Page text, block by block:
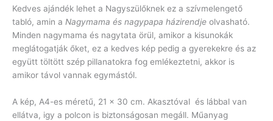
Kedves ajándék lehet a Nagyszülőknek ez a szívmelengető
tabló, amin a Nagymama és nagypapa házirendje olvasható.
Minden nagymama és nagytata örül, amikor a kisunokák
meglátogatják őket, ez a kedves kép pedig a gyerekekre és az
együtt töltött szép pillanatokra fog emlékeztetni, akkor is
amikor távol vannak egymástól.
A kép, A4-es méretű, 21 x 30 cm. Akasztóval és lábbal van
ellátva, igy a polcon is biztonságosan megáll. Műanyag